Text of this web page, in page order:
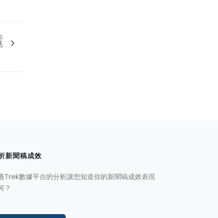
新聞稿成效
Trek數據平台的分析讓您知道你的新聞稿成效表現
？